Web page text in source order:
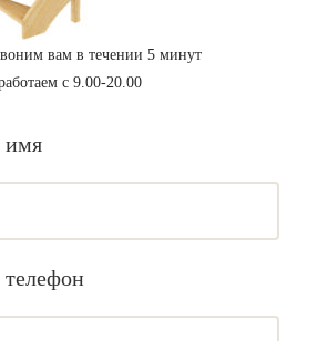
вам в течении 5 минут
с 9.00-20.00
имя